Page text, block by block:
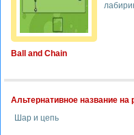
Ball and Chain
Альтернативное название на
Шар и цепь